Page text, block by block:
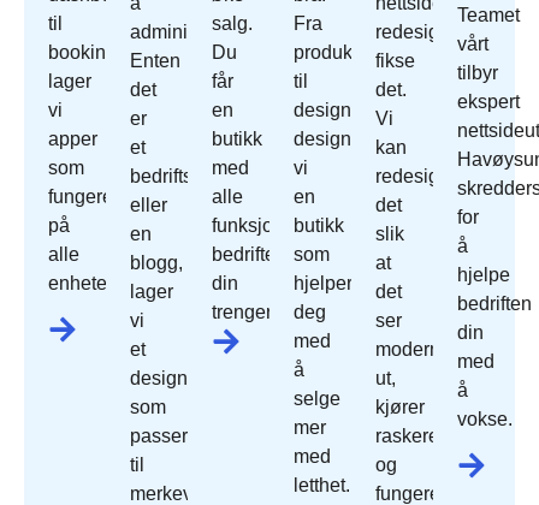
til
bookingsystemer
lager
vi
apper
som
fungerer
på
alle
enheter.
administrere.
Enten
det
er
et
bedriftsnettsted
eller
en
blogg,
lager
vi
et
design
som
passer
til
merkevaren
salg.
Du
får
en
butikk
med
alle
funksjonene
bedriften
din
trenger.
Fra
produktoppsett
til
design
designer
vi
en
butikk
som
hjelper
deg
med
å
selge
mer
med
letthet.
redesign
fikse
det.
Vi
kan
redesign
det
slik
at
det
ser
moderne
ut,
kjører
raskere
og
fungerer
Teamet
vårt
tilbyr
ekspert
for
å
hjelpe
bedriften
din
med
å
vokse.